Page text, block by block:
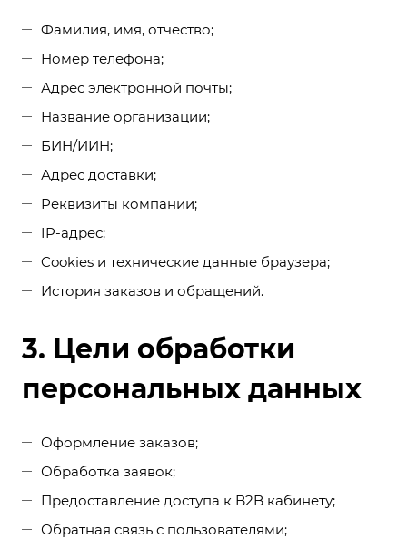
Фамилия, имя, отчество;
Номер телефона;
Адрес электронной почты;
Название организации;
БИН/ИИН;
Адрес доставки;
Реквизиты компании;
IP-адрес;
Cookies и технические данные браузера;
История заказов и обращений.
3. Цели обработки
персональных данных
Оформление заказов;
Обработка заявок;
Предоставление доступа к B2B кабинету;
Обратная связь с пользователями;